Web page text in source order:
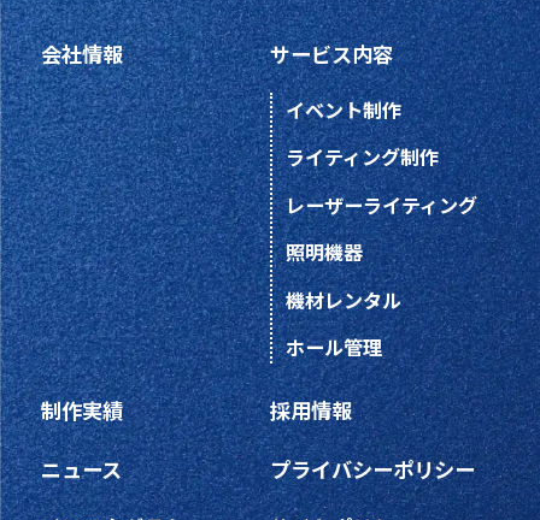
会社情報 サービス内容
イベント制作
ライティング制作
レーザーライティング
照明機器
機材レンタル
ホール管理
制作実績
ニュース
採用情報
プライバシーポリシー